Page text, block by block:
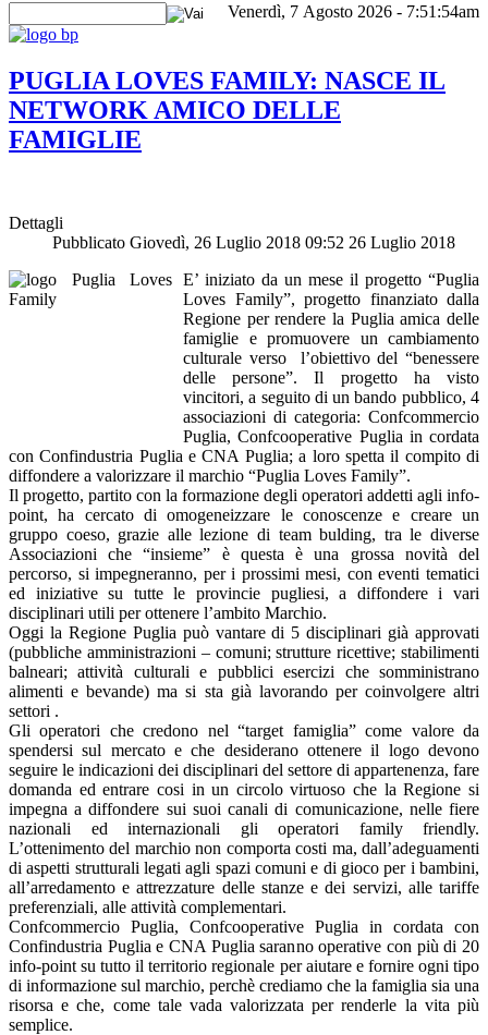
Venerdì, 7 Agosto 2026 - 7:51:54am
PUGLIA LOVES FAMILY: NASCE IL
NETWORK AMICO DELLE
FAMIGLIE
Dettagli
Pubblicato Giovedì, 26 Luglio 2018 09:52 26 Luglio 2018
E’ iniziato da un mese il progetto “Puglia
Loves Family”, progetto finanziato dalla
Regione per rendere la Puglia amica delle
famiglie e promuovere un cambiamento
culturale verso l’obiettivo del “benessere
delle persone”. Il progetto ha visto
vincitori, a seguito di un bando pubblico, 4
associazioni di categoria: Confcommercio
Puglia, Confcooperative Puglia in cordata
con Confindustria Puglia e CNA Puglia; a loro spetta il compito di
diffondere a valorizzare il marchio “Puglia Loves Family”.
Il progetto, partito con la formazione degli operatori addetti agli info-
point, ha cercato di omogeneizzare le conoscenze e creare un
gruppo coeso, grazie alle lezione di team bulding, tra le diverse
Associazioni che “insieme” è questa è una grossa novità del
percorso, si impegneranno, per i prossimi mesi, con eventi tematici
ed iniziative su tutte le provincie pugliesi, a diffondere i vari
disciplinari utili per ottenere l’ambito Marchio.
Oggi la Regione Puglia può vantare di 5 disciplinari già approvati
(pubbliche amministrazioni – comuni; strutture ricettive; stabilimenti
balneari; attività culturali e pubblici esercizi che somministrano
alimenti e bevande) ma si sta già lavorando per coinvolgere altri
settori .
Gli operatori che credono nel “target famiglia” come valore da
spendersi sul mercato e che desiderano ottenere il logo devono
seguire le indicazioni dei disciplinari del settore di appartenenza, fare
domanda ed entrare cosi in un circolo virtuoso che la Regione si
impegna a diffondere sui suoi canali di comunicazione, nelle fiere
nazionali ed internazionali gli operatori family friendly.
L’ottenimento del marchio non comporta costi ma, dall’adeguamenti
di aspetti strutturali legati agli spazi comuni e di gioco per i bambini,
all’arredamento e attrezzature delle stanze e dei servizi, alle tariffe
preferenziali, alle attività complementari.
Confcommercio Puglia, Confcooperative Puglia in cordata con
Confindustria Puglia e CNA Puglia saranno operative con più di 20
info-point su tutto il territorio regionale per aiutare e fornire ogni tipo
di informazione sul marchio, perchè crediamo che la famiglia sia una
risorsa e che, come tale vada valorizzata per renderle la vita più
semplice.